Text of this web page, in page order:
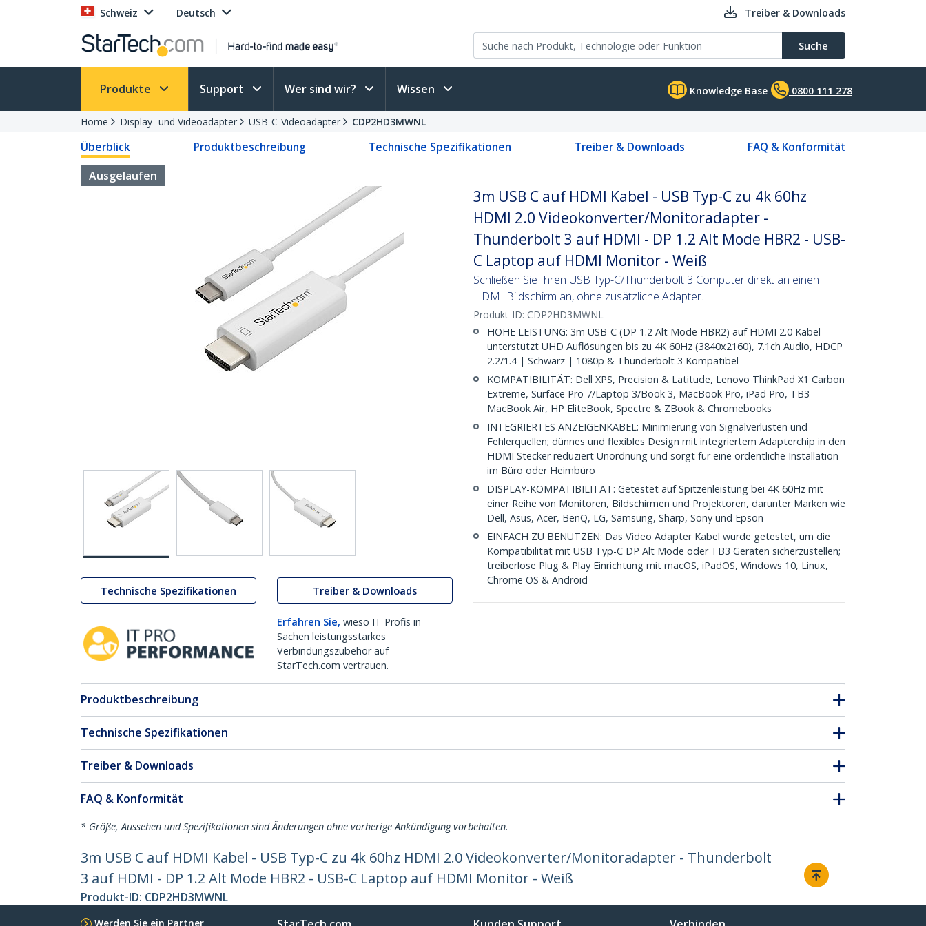
Schweiz Deutsch Treiber & Downloads
Suche
Produkte Support Wer sind wir? Wissen Knowledge Base 0800 111 278
Home Display- und Videoadapter USB-C-Videoadapter CDP2HD3MWNL
Überblick Produktbeschreibung Technische Spezifikationen Treiber & Downloads
FAQ & Konformität
Ausgelaufen
Technische Spezifikationen Treiber & Downloads
Erfahren Sie, wieso IT Profis in
Sachen leistungsstarkes
Verbindungszubehör auf
StarTech.com vertrauen.
3m USB C auf HDMI Kabel - USB Typ-C zu 4k 60hz
HDMI 2.0 Videokonverter/Monitoradapter -
Thunderbolt 3 auf HDMI - DP 1.2 Alt Mode HBR2 - USB-
C Laptop auf HDMI Monitor - Weiß
Schließen Sie Ihren USB Typ-C/Thunderbolt 3 Computer direkt an einen
HDMI Bildschirm an, ohne zusätzliche Adapter.
Produkt-ID: CDP2HD3MWNL
HOHE LEISTUNG: 3m USB-C (DP 1.2 Alt Mode HBR2) auf HDMI 2.0 Kabel
unterstützt UHD Auflösungen bis zu 4K 60Hz (3840x2160), 7.1ch Audio, HDCP
2.2/1.4 | Schwarz | 1080p & Thunderbolt 3 Kompatibel
KOMPATIBILITÄT: Dell XPS, Precision & Latitude, Lenovo ThinkPad X1 Carbon
Extreme, Surface Pro 7/Laptop 3/Book 3, MacBook Pro, iPad Pro, TB3
MacBook Air, HP EliteBook, Spectre & ZBook & Chromebooks
INTEGRIERTES ANZEIGENKABEL: Minimierung von Signalverlusten und
Fehlerquellen; dünnes und flexibles Design mit integriertem Adapterchip in den
HDMI Stecker reduziert Unordnung und sorgt für eine ordentliche Installation
im Büro oder Heimbüro
DISPLAY-KOMPATIBILITÄT: Getestet auf Spitzenleistung bei 4K 60Hz mit
einer Reihe von Monitoren, Bildschirmen und Projektoren, darunter Marken wie
Dell, Asus, Acer, BenQ, LG, Samsung, Sharp, Sony und Epson
EINFACH ZU BENUTZEN: Das Video Adapter Kabel wurde getestet, um die
Kompatibilität mit USB Typ-C DP Alt Mode oder TB3 Geräten sicherzustellen;
treiberlose Plug & Play Einrichtung mit macOS, iPadOS, Windows 10, Linux,
Chrome OS & Android
Produktbeschreibung
Technische Spezifikationen
Treiber & Downloads
FAQ & Konformität
* Größe, Aussehen und Spezifikationen sind Änderungen ohne vorherige Ankündigung vorbehalten.
3m USB C auf HDMI Kabel - USB Typ-C zu 4k 60hz HDMI 2.0 Videokonverter/Monitoradapter - Thunderbolt
3 auf HDMI - DP 1.2 Alt Mode HBR2 - USB-C Laptop auf HDMI Monitor - Weiß
Produkt-ID: CDP2HD3MWNL
Werden Sie ein Partner